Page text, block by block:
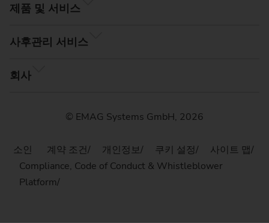
제품 및 서비스
사후관리 서비스
회사
© EMAG Systems GmbH, 2026
소인 계약 조건 개인정보 쿠키 설정
사이트 맵
Compliance, Code of Conduct & Whistleblower
Platform